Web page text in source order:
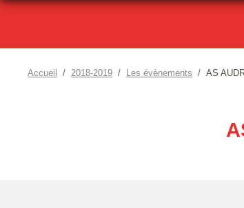
Accueil 2018-2019 Les évènements AS